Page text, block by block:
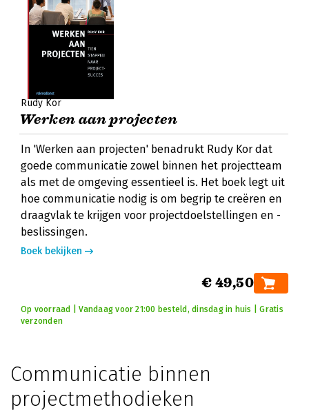
Rudy Kor
Werken aan projecten
In 'Werken aan projecten' benadrukt Rudy Kor dat
goede communicatie zowel binnen het projectteam
als met de omgeving essentieel is. Het boek legt uit
hoe communicatie nodig is om begrip te creëren en
draagvlak te krijgen voor projectdoelstellingen en -
beslissingen.
Boek bekijken
€ 49,50
Op voorraad | Vandaag voor 21:00 besteld, dinsdag in huis | Gratis
verzonden
Communicatie binnen
projectmethodieken